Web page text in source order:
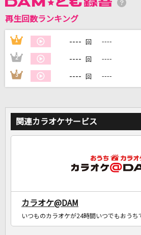
DAMに会員登録・ログイ
カラオケをもっと楽しも
再生回数ランキング
1 ---- 回 ----
2 ---- 回 ----
3 ---- 回 ----
関連カラオケサービス
カラオケ@DAM
いつものカラオケが24時間いつでもおうち